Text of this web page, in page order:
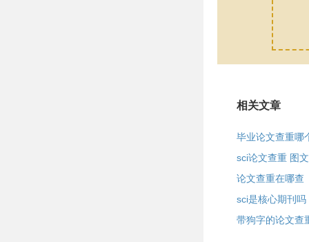
相关文章
毕业论文查重哪
sci论文查重 图
论文查重在哪查
sci是核心期刊吗
带狗字的论文查